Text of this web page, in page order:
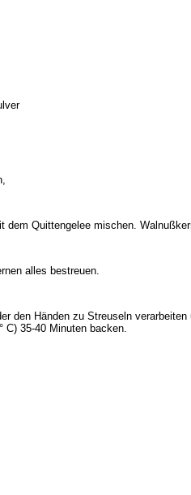
Quittengelee mischen.
alles bestreuen.
den Händen zu Streuseln
C) 35-40 Minuten backen.